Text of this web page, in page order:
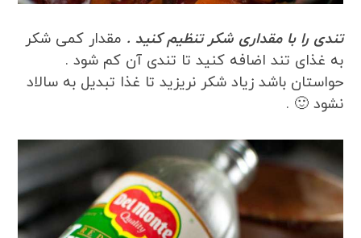
تندی را با مقداری شکر تنظیم کنید . مقدار کمی شکر
به غذای تند اضافه کنید تا تندی آن کم شود .
حواستان باشد زیاد شکر نریزید تا غذا تبدیل به سالاد
نشود 🙂 .